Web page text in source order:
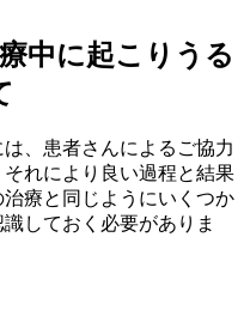
中に起こりうる
、患者さんによるご協力
れにより良い過程と結果
療と同じようにいくつか
しておく必要がありま